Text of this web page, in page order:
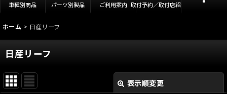
車種別商品 パーツ別製品 ご利用案内 取付予約／取付店紹介
ホーム > 日産リーフ
日産リーフ
表示順変更